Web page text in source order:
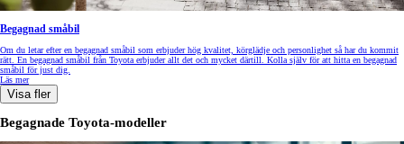
Begagnad småbil
Om du letar efter en begagnad småbil som erbjuder hög kvalitet, körglädje och personlighet så har du kommit
rätt. En begagnad småbil från Toyota erbjuder allt det och mycket därtill. Kolla själv för att hitta en begagnad
småbil för just dig.
Läs mer
Visa fler
Begagnade Toyota-modeller